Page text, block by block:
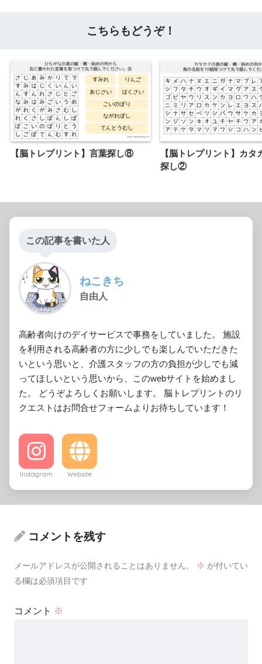
こちらもどうぞ！
【脳トレプリント】言葉探し⑧
【脳トレプリント】カタ
探し②
この記事を書いた人
ねこきち
自由人
高齢者向けのデイサービスで事務をしていました。 施設
を利用される高齢者の方に少しでも楽しんでいただきた
いという思いと、介護スタッフの方の負担が少しでも減
ってほしいという思いから、このwebサイトを始めまし
た。 どうぞよろしくお願いします。 脳トレプリントのリ
クエストはお問合せフォームよりお待ちしています！
Instagram Website
コメントを残す
メールアドレスが公開されることはありません。 ※ が付いてい
る欄は必須項目です
コメント ※